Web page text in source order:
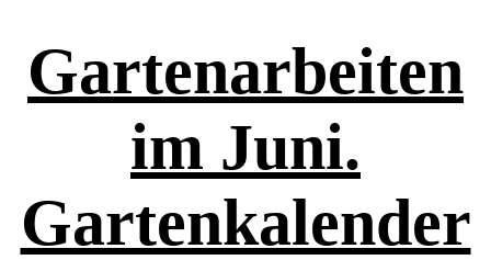
Gartenarbeiten
im Juni.
Gartenkalender